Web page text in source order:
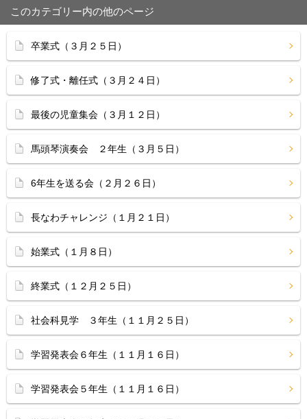
このカテゴリー内の他のページ
卒業式（３月２５日）
修了式・離任式（３月２４日）
最後の児童集会（３月１２日）
馬頭琴演奏会 ２年生（３月５日）
6年生を送る会（２月２６日）
長なわチャレンジ（１月２１日）
始業式（１月８日）
終業式（１２月２５日）
社会科見学 ３年生（１１月２５日）
学習発表会６年生（１１月１６日）
学習発表会５年生（１１月１６日）